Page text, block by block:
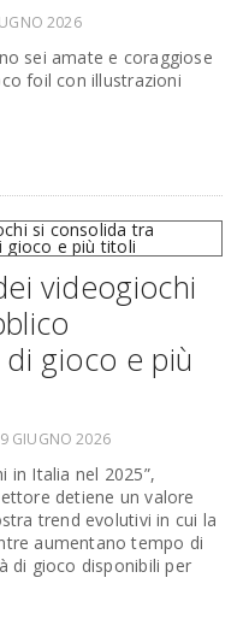
2026
sei amate e coraggiose
foil con illustrazioni
videogiochi
gioco e più
GIUGNO 2026
in Italia nel 2025”,
detiene un valore
trend evolutivi in cui la
aumentano tempo di
di gioco disponibili per